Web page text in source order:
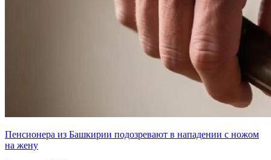
Пенсионера из Башкирии подозревают в нападении с ножом
на жену